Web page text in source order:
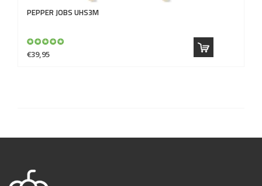
PEPPER JOBS UHS3M
€39,95